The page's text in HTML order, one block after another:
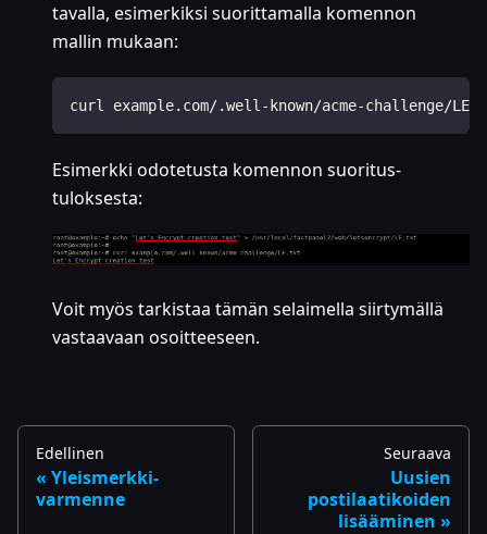
tavalla, esimerkiksi suorittamalla komennon
mallin mukaan:
curl example.com/.well-known/acme-challenge/
Esimerkki odotetusta komennon suoritus­
tuloksesta:
Voit myös tarkistaa tämän selaimella siirtymällä
vastaavaan osoitteeseen.
Edellinen
Yleismerkki-
varmenne
Seuraava
Uusien
postilaatikoiden
lisääminen